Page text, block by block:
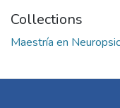
Collections
Maestría en